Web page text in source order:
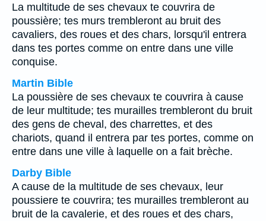
La multitude de ses chevaux te couvrira de
poussière; tes murs trembleront au bruit des
cavaliers, des roues et des chars, lorsqu'il entrera
dans tes portes comme on entre dans une ville
conquise.
Martin Bible
La poussière de ses chevaux te couvrira à cause
de leur multitude; tes murailles trembleront du bruit
des gens de cheval, des charrettes, et des
chariots, quand il entrera par tes portes, comme on
entre dans une ville à laquelle on a fait brèche.
Darby Bible
A cause de la multitude de ses chevaux, leur
poussiere te couvrira; tes murailles trembleront au
bruit de la cavalerie, et des roues et des chars,